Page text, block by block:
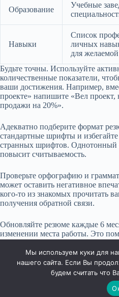
Образование
Учебные
Навыки
Список
личных
для
Будьте точны. Используйте
количественные показатели,
ваши достижения. Например,
проекте» напишите «Вел проект,
продажи на 20%».
Адекватно подберите формат
стандартные шрифты и
странных шрифтов. Однотонный
повысит считываемость.
Проверьте орфографию и
может оставить негативное
кого-то из знакомых прочитать
получения обратной связи.
Обновляйте резюме каждые 6
изменении места работы. Это
трудоустройстве в
Мы используем куки для
нашего сайта. Если Вы
будем считать что